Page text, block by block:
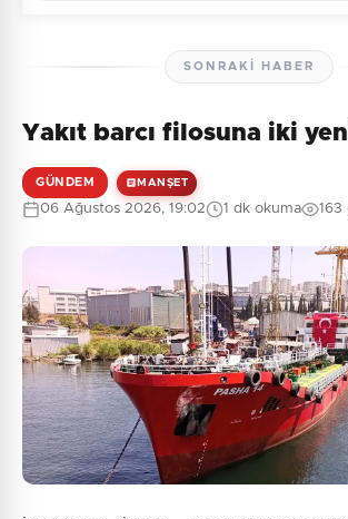
Güvenlik Sorusu:
1 + 4 = ?
Gönder
Henüz yorum yapılmamış. İlk
SONRAKI HABER
Yakıt barcı filosuna iki
GÜNDEM MANŞET
06 Ağustos 2026, 19:02 1 dk okuma 163